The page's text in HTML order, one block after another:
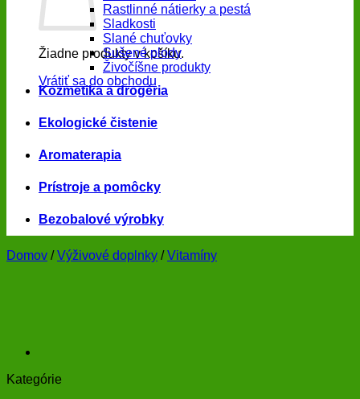
Žiadne produkty v košíku.
Vrátiť sa do obchodu
Rastlinné nátierky a pestá
Sladkosti
Slané chuťovky
Sušené plody
Živočíšne produkty
Kozmetika a drogéria
Ekologické čistenie
Aromaterapia
Prístroje a pomôcky
Bezobalové výrobky
Domov / Výživové doplnky / Vitamíny
Kategórie